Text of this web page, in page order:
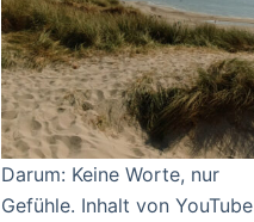
Darum: Keine Worte, nur
Gefühle. Inhalt von YouTube